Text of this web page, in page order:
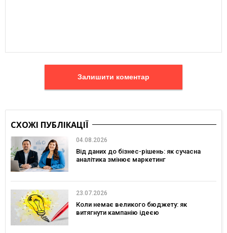
Залишити коментар
СХОЖІ ПУБЛІКАЦІЇ
04.08.2026
Від даних до бізнес-рішень: як сучасна
аналітика змінює маркетинг
23.07.2026
Коли немає великого бюджету: як
витягнути кампанію ідеєю